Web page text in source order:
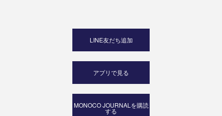
LINE友だち追加
アプリで見る
MONOCO JOURNALを購読
する